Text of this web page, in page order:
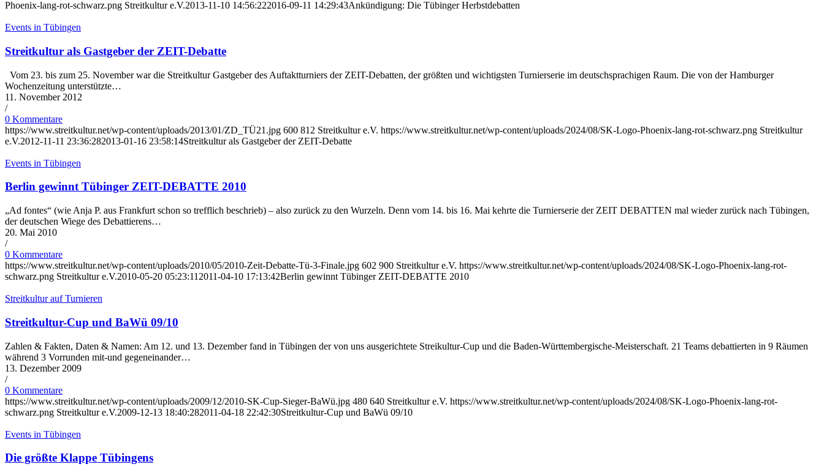
Phoenix-lang-rot-schwarz.png Streitkultur e.V.2013-11-10 14:56:222016-09-11 14:29:43Ankündigung: Die Tübinger Herbstdebatten
Events in Tübingen
Streitkultur als Gastgeber der ZEIT-Debatte
Vom 23. bis zum 25. November war die Streitkultur Gastgeber des Auftaktturniers der ZEIT-Debatten, der größten und wichtigsten Turnierserie im deutschsprachigen Raum. Die von der Hamburger
Wochenzeitung unterstützte…
11. November 2012
/
0 Kommentare
https://www.streitkultur.net/wp-content/uploads/2013/01/ZD_TÜ21.jpg 600 812 Streitkultur e.V. https://www.streitkultur.net/wp-content/uploads/2024/08/SK-Logo-Phoenix-lang-rot-schwarz.png Streitkultur
e.V.2012-11-11 23:36:282013-01-16 23:58:14Streitkultur als Gastgeber der ZEIT-Debatte
Events in Tübingen
Berlin gewinnt Tübinger ZEIT-DEBATTE 2010
„Ad fontes“ (wie Anja P. aus Frankfurt schon so trefflich beschrieb) – also zurück zu den Wurzeln. Denn vom 14. bis 16. Mai kehrte die Turnierserie der ZEIT DEBATTEN mal wieder zurück nach Tübingen,
der deutschen Wiege des Debattierens…
20. Mai 2010
/
0 Kommentare
https://www.streitkultur.net/wp-content/uploads/2010/05/2010-Zeit-Debatte-Tü-3-Finale.jpg 602 900 Streitkultur e.V. https://www.streitkultur.net/wp-content/uploads/2024/08/SK-Logo-Phoenix-lang-rot-
schwarz.png Streitkultur e.V.2010-05-20 05:23:11 2011-04-10 17:13:42Berlin gewinnt Tübinger ZEIT-DEBATTE 2010
Streitkultur auf Turnieren
Streitkultur-Cup und BaWü 09/10
Zahlen & Fakten, Daten & Namen: Am 12. und 13. Dezember fand in Tübingen der von uns ausgerichtete Streikultur-Cup und die Baden-Württembergische-Meisterschaft. 21 Teams debattierten in 9 Räumen
während 3 Vorrunden mit-und gegeneinander…
13. Dezember 2009
/
0 Kommentare
https://www.streitkultur.net/wp-content/uploads/2009/12/2010-SK-Cup-Sieger-BaWü.jpg 480 640 Streitkultur e.V. https://www.streitkultur.net/wp-content/uploads/2024/08/SK-Logo-Phoenix-lang-rot-
schwarz.png Streitkultur e.V.2009-12-13 18:40:282011-04-18 22:42:30Streitkultur-Cup und BaWü 09/10
Events in Tübingen
Die größte Klappe Tübingens